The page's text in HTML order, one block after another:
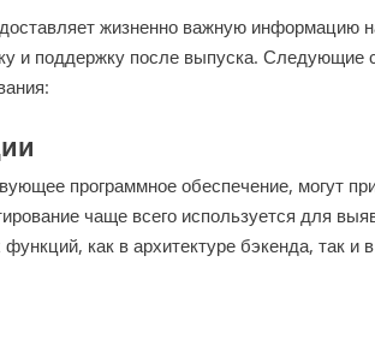
жизненно важную информацию
и поддержку после выпуска. Следующие
программное обеспечение, могут
чаще всего используется для
как в архитектуре бэкенда, так и